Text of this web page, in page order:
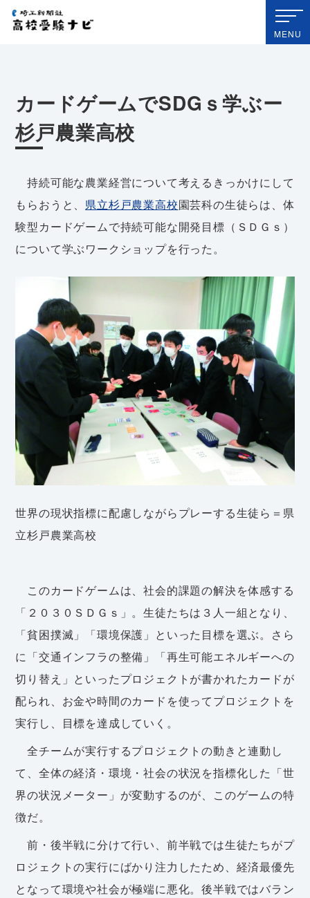
埼玉新聞社 高校受験ナビ
MENU
カードゲームでSDGｓ学ぶー
杉戸農業高校
持続可能な農業経営について考えるきっかけにして
もらおうと、 県立杉戸農業高校園芸科の生徒らは、体
験型カードゲームで持続可能な開発目標（ＳＤＧｓ）
について学ぶワークショップを行った。
世界の現状指標に配慮しながらプレーする生徒ら＝県
立杉戸農業高校
このカードゲームは、社会的課題の解決を体感する
「２０３０ＳＤＧｓ」。生徒たちは３人一組となり、
「貧困撲滅」「環境保護」といった目標を選ぶ。さら
に「交通インフラの整備」「再生可能エネルギーへの
切り替え」といったプロジェクトが書かれたカードが
配られ、お金や時間のカードを使ってプロジェクトを
実行し、目標を達成していく。
全チームが実行するプロジェクトの動きと連動し
て、全体の経済・環境・社会の状況を指標化した「世
界の状況メーター」が変動するのが、このゲームの特
徴だ。
前・後半戦に分けて行い、前半戦では生徒たちがプ
ロジェクトの実行にばかり注力したため、経済最優先
となって環境や社会が極端に悪化。後半戦ではバラン